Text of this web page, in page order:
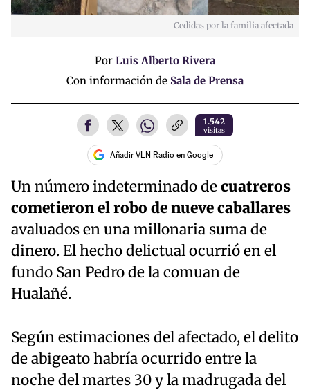
Cedidas por la familia afectada
Por Luis Alberto Rivera
Con información de Sala de Prensa
1.542
visitas
Añadir VLN Radio en Google
Un número indeterminado decuatreros
cometieron el robo de nueve caballares
avaluados en una millonaria suma de
dinero. El hecho delictual ocurrió en el
fundo San Pedro de la comuan de
Hualañé.
Según estimaciones del afectado, el delito
de abigeato habría ocurrido entre la
noche del martes 30 y la madrugada del